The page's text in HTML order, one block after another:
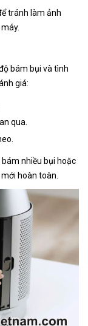
tránh làm ảnh
bám bụi và tình
giá:
qua.
nhiều bụi hoặc
hoàn toàn.